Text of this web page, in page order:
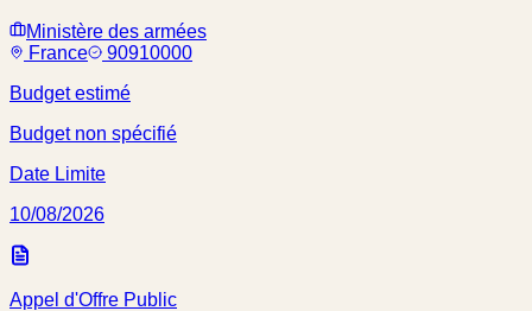
Ministère des armées
France
90910000
Budget estimé
Budget non spécifié
Date Limite
10/08/2026
Appel d'Offre Public